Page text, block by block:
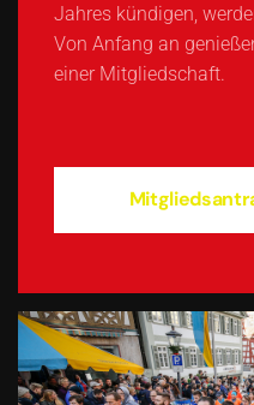
Jahres kündigen,
Von Anfang an
einer Mitgliedschaft.